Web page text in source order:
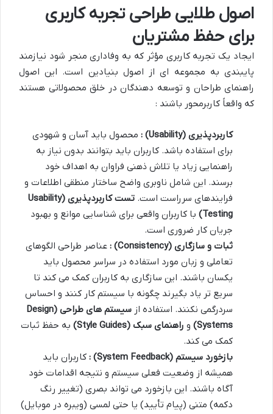
اصول طلایی طراحی تجربه کاربری
برای حفظ مشتریان
ایجاد یک تجربه کاربری مؤثر که به وفاداری منجر شود نیازمند
پایبندی به مجموعه ای از اصول بنیادین است. این اصول
راهنمای طراحان و توسعه دهندگان در خلق محصولاتی هستند
که واقعاً کاربرمحور باشند :
کاربردپذیری (Usability)
: محصول باید آسان و شهودی
برای استفاده باشد. کاربران باید بتوانند بدون نیاز به
راهنمایی زیاد یا تلاش ذهنی فراوان به اهداف خود
برسند. این شامل ناوبری واضح ساختار منطقی اطلاعات و
فرایندهای سرراست است. تست کاربردپذیری (Usability
Testing) با کاربران واقعی برای شناسایی موانع و بهبود
جریان کار ضروری است.
ثبات و سازگاری (Consistency)
: عناصر طراحی الگوهای
تعاملی و زبان مورد استفاده در سراسر محصول باید
یکسان باشند. این سازگاری به کاربران کمک می کند تا
سریع تر یاد بگیرند چگونه با سیستم کار کنند و احساس
سردرگمی نکنند. استفاده از سیستم های طراحی (Design
Systems) و راهنمای سبک (Style Guides)
به حفظ ثبات
کمک می کند.
بازخورد سیستم (System Feedback)
: کاربران باید
همیشه از وضعیت فعلی سیستم و نتیجه اقدامات خود
آگاه باشند. این بازخورد می تواند بصری (تغییر رنگ
دکمه) متنی (پیام تأیید) یا حتی لمسی (ویبره در موبایل)